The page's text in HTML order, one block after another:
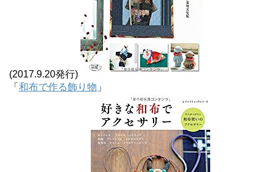
(2017.9.20発行)
「 和布で作る飾り物 」